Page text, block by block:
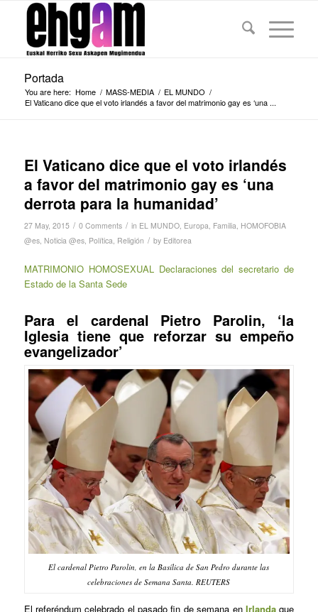
Portada
You are here: Home / MASS-MEDIA / EL MUNDO /
El Vaticano dice que el voto irlandés a favor del matrimonio gay es ‘una ...
El Vaticano dice que el voto irlandés
a favor del matrimonio gay es ‘una
derrota para la humanidad’
27 May, 2015 / 0 Comments / in EL MUNDO, Europa, Familia, HOMOFOBIA
@es, Noticia @es, Política, Religión / by Editorea
MATRIMONIO HOMOSEXUAL Declaraciones del secretario de
Estado de la Santa Sede
Para el cardenal Pietro Parolin, ‘la
Iglesia tiene que reforzar su empeño
evangelizador’
El cardenal Pietro Parolin, en la Basílica de San Pedro durante las
celebraciones de Semana Santa. REUTERS
El referéndum celebrado el pasado fin de semana enIrlandaque